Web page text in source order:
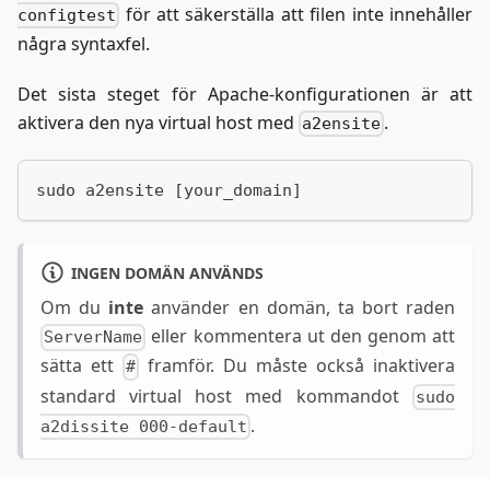
configtest för att säkerställa att filen inte innehåller
några syntaxfel.
Det sista steget för Apache-konfigurationen är att
aktivera den nya virtual host med a2ensite .
sudo a2ensite [your_domain]
INGEN DOMÄN ANVÄNDS
Om du inte använder en domän, ta bort raden
ServerName eller kommentera ut den genom att
sätta ett
#
framför. Du måste också inaktivera
standard virtual host med kommandot
sudo
a2dissite 000-default .